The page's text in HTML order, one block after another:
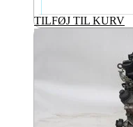
TILFØJ TIL KURV